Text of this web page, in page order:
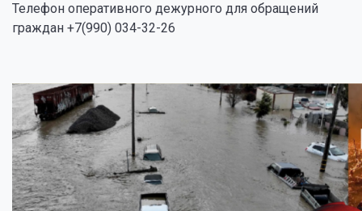
Телефон оперативного дежурного для обращений
граждан +7(990) 034-32-26